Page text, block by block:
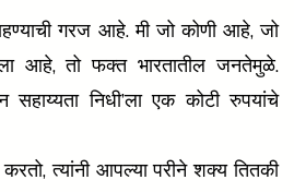
गरज आहे. मी जो कोणी आहे, जो
आहे, तो फक्त भारतातील जनतेमुळे.
सहाय्यता निधी’ला एक कोटी रुपयांचे
करतो, त्यांनी आपल्या परीने शक्य तितकी